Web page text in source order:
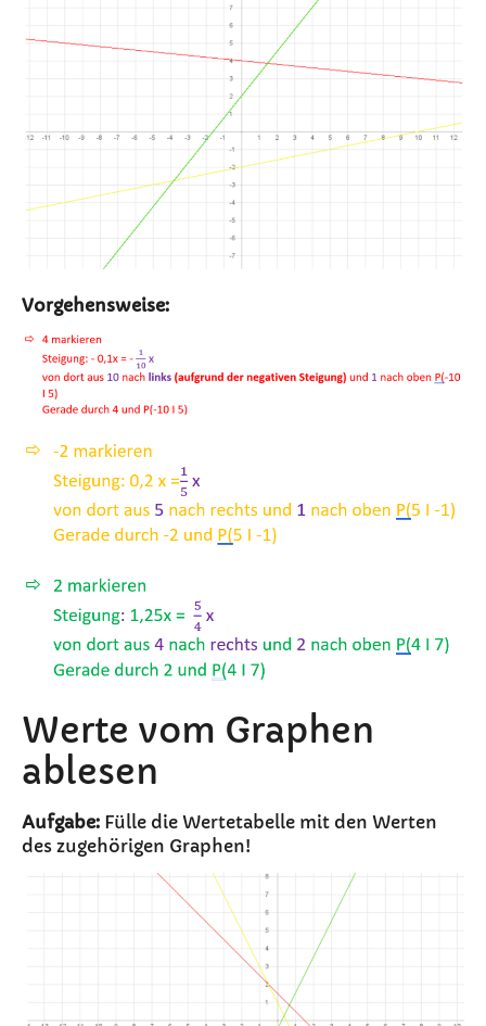
Vorgehensweise:
Werte vom Graphen
ablesen
Aufgabe: Fülle die Wertetabelle mit den Werten
des zugehörigen Graphen!